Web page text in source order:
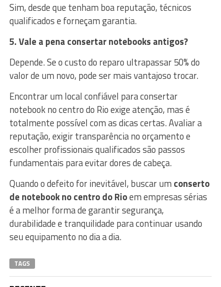
Sim, desde que tenham boa reputação, técnicos
qualificados e forneçam garantia.
5. Vale a pena consertar notebooks antigos?
Depende. Se o custo do reparo ultrapassar 50% do
valor de um novo, pode ser mais vantajoso trocar.
Encontrar um local confiável para consertar
notebook no centro do Rio exige atenção, mas é
totalmente possível com as dicas certas. Avaliar a
reputação, exigir transparência no orçamento e
escolher profissionais qualificados são passos
fundamentais para evitar dores de cabeça.
Quando o defeito for inevitável, buscar um conserto
de notebook no centro do Rioem empresas sérias
é a melhor forma de garantir segurança,
durabilidade e tranquilidade para continuar usando
seu equipamento no dia a dia.
TAGS